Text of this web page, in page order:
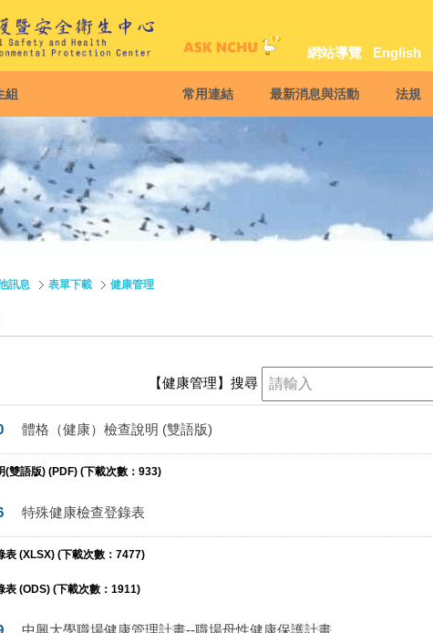
網站導覽 English
組 常用連結 最新消息與活動 法規
訊息 表單下載 健康管理
【健康管理】 搜尋
體格（健康）檢查說明 (雙語版)
(雙語版) (PDF) (下載次數：933)
特殊健康檢查登錄表
表 (XLSX) (下載次數：7477)
表 (ODS) (下載次數：1911)
中興大學職場健康管理計畫--職場母性健康保護計畫